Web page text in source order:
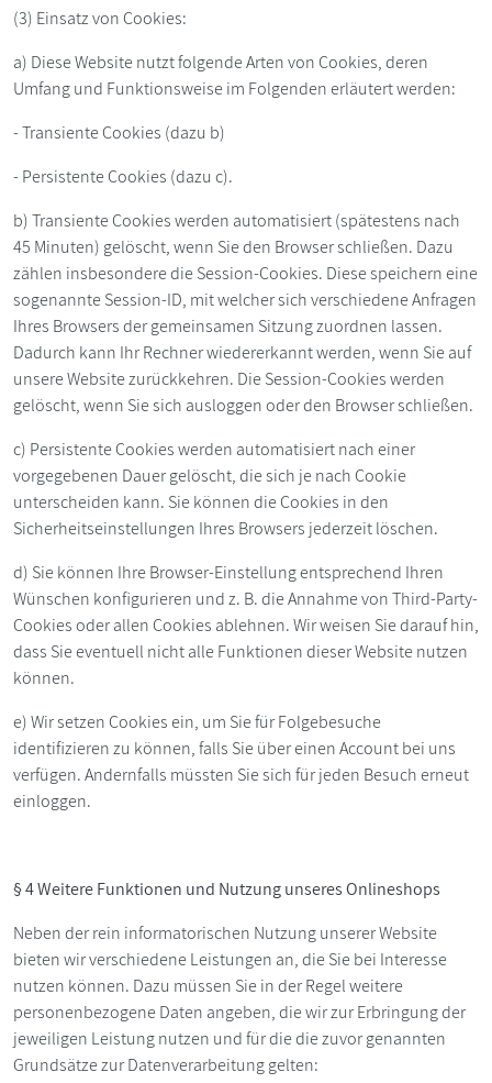
(3) Einsatz von Cookies:
a) Diese Website nutzt folgende Arten von Cookies, deren
Umfang und Funktionsweise im Folgenden erläutert werden:
- Transiente Cookies (dazu b)
- Persistente Cookies (dazu c).
b) Transiente Cookies werden automatisiert (spätestens nach
45 Minuten) gelöscht, wenn Sie den Browser schließen. Dazu
zählen insbesondere die Session-Cookies. Diese speichern eine
sogenannte Session-ID, mit welcher sich verschiedene Anfragen
Ihres Browsers der gemeinsamen Sitzung zuordnen lassen.
Dadurch kann Ihr Rechner wiedererkannt werden, wenn Sie auf
unsere Website zurückkehren. Die Session-Cookies werden
gelöscht, wenn Sie sich ausloggen oder den Browser schließen.
c) Persistente Cookies werden automatisiert nach einer
vorgegebenen Dauer gelöscht, die sich je nach Cookie
unterscheiden kann. Sie können die Cookies in den
Sicherheitseinstellungen Ihres Browsers jederzeit löschen.
d) Sie können Ihre Browser-Einstellung entsprechend Ihren
Wünschen konfigurieren und z. B. die Annahme von Third-Party-
Cookies oder allen Cookies ablehnen. Wir weisen Sie darauf hin,
dass Sie eventuell nicht alle Funktionen dieser Website nutzen
können.
e) Wir setzen Cookies ein, um Sie für Folgebesuche
identifizieren zu können, falls Sie über einen Account bei uns
verfügen. Andernfalls müssten Sie sich für jeden Besuch erneut
einloggen.
§ 4 Weitere Funktionen und Nutzung unseres Onlineshops
Neben der rein informatorischen Nutzung unserer Website
bieten wir verschiedene Leistungen an, die Sie bei Interesse
nutzen können. Dazu müssen Sie in der Regel weitere
personenbezogene Daten angeben, die wir zur Erbringung der
jeweiligen Leistung nutzen und für die die zuvor genannten
Grundsätze zur Datenverarbeitung gelten: